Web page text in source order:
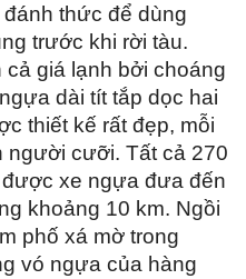
thức để dùng
trước khi rời tàu.
giá lạnh bởi choáng
dài tít tắp dọc hai
thiết kế rất đẹp, mỗi
người cưỡi. Tất cả 270
xe ngựa đưa đến
khoảng 10 km. Ngồi
phố xá mờ trong
vó ngựa của hàng